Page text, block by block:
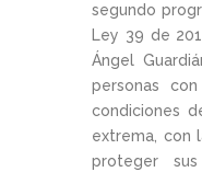
segundo
Ley 39 de
Ángel
personas
condiciones
extrema, con
proteger